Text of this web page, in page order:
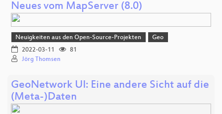
Neues vom MapServer (8.0)
Neuigkeiten aus den Open-Source-Projekten
Geo
2022-03-11
81
Jörg Thomsen
GeoNetwork UI: Eine andere Sicht auf die
(Meta-)Daten